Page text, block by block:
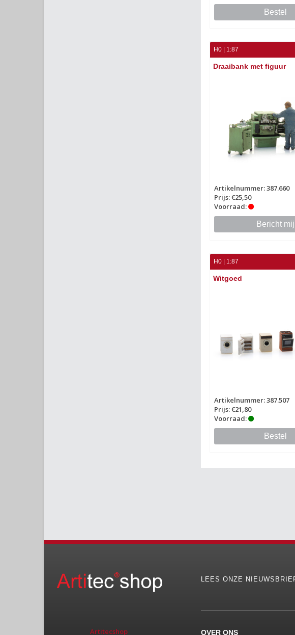
Bestel
H0 | 1:87
Draaibank met figuur
Artikelnummer: 387.660
Prijs: €25,50
Voorraad:
Bericht mij
H0 | 1:87
Witgoed
Artikelnummer: 387.507
Prijs: €21,80
Voorraad:
Bestel
Artitecshop
LEES ONZE
OVER ONS